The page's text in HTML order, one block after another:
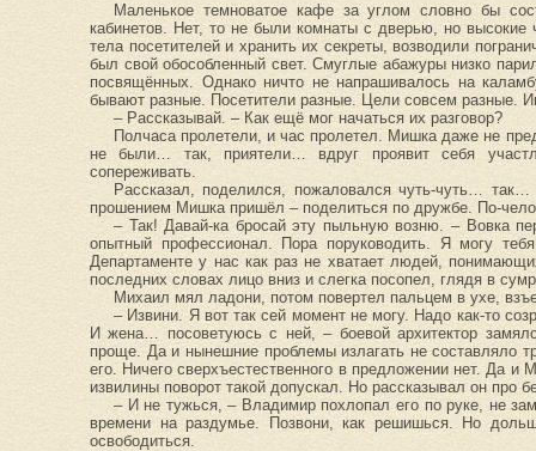
Маленькое темноватое кафе за углом словно бы
кабинетов. Нет, то не были комнаты с дверью, но высокие
тела посетителей и хранить их секреты, возводили
был свой обособленный свет. Смуглые абажуры низко
посвящённых. Однако ничто не напрашивалось на
бывают разные. Посетители разные. Цели совсем разные.
– Рассказывай. – Как ещё мог начаться их разговор?
Полчаса пролетели, и час пролетел. Мишка даже не
не были… так, приятели… вдруг проявит себя
сопереживать.
Рассказал, поделился, пожаловался чуть-чуть…
прошением Мишка пришёл – поделиться по дружбе. По-
– Так! Давай-ка бросай эту пыльную возню. – Вовка
опытный профессионал. Пора поруководить. Я могу
Департаменте у нас как раз не хватает людей,
последних словах лицо вниз и слегка посопел, глядя в
Михаил мял ладони, потом повертел пальцем в ухе,
– Извини. Я вот так сей момент не могу. Надо как-то
И жена… посоветуюсь с ней, – боевой архитектор
проще. Да и нынешние проблемы излагать не составляло
его. Ничего сверхъестественного в предложении нет. Да
извилины поворот такой допускал. Но рассказывал он про
– И не тужься, – Владимир похлопал его по руке, не
времени на раздумье. Позвони, как решишься. Но
освободиться.